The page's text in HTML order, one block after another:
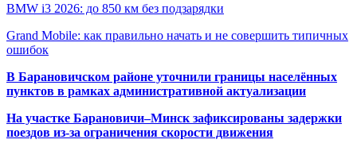
BMW i3 2026: до 850 км без подзарядки
Grand Mobile: как правильно начать и не совершить типичных
ошибок
В Барановичском районе уточнили границы населённых
пунктов в рамках административной актуализации
На участке Барановичи–Минск зафиксированы задержки
поездов из-за ограничения скорости движения